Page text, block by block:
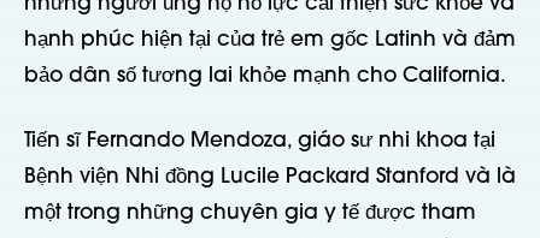
những người ủng hộ nỗ lực cải thiện sức khỏe và
hạnh phúc hiện tại của trẻ em gốc Latinh và đảm
bảo dân số tương lai khỏe mạnh cho California.
Tiến sĩ Fernando Mendoza, giáo sư nhi khoa tại
Bệnh viện Nhi đồng Lucile Packard Stanford và là
một trong những chuyên gia y tế được tham